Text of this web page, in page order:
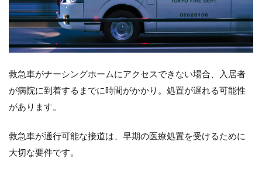
救急車がナーシングホームにアクセスできない場合、入居者
が病院に到着するまでに時間がかかり。処置が遅れる可能性
があります。
救急車が通行可能な接道は、早期の医療処置を受けるために
大切な要件です。